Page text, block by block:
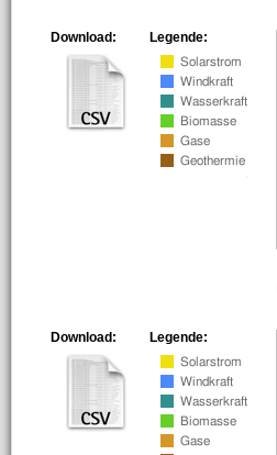
Legende:
Download:
Legende:
Download: